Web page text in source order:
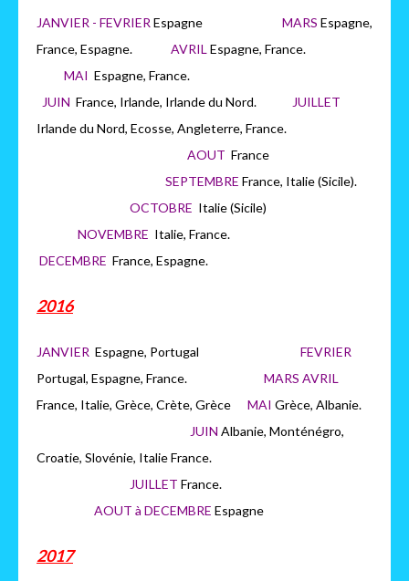
JANVIER - FEVRIER Espagne MARS Espagne,
France, Espagne. AVRIL Espagne, France.
MAI Espagne, France.
JUIN France, Irlande, Irlande du Nord.
JUILLET
Irlande du Nord, Ecosse, Angleterre, France.
AOUT France
SEPTEMBRE France, Italie (Sicile).
OCTOBRE Italie (Sicile)
NOVEMBRE Italie, France.
DECEMBRE France, Espagne.
2016
JANVIER Espagne, Portugal FEVRIER
Portugal, Espagne, France. MARS AVRIL
France, Italie, Grèce, Crète, Grèce MAI Grèce, Albanie.
JUIN Albanie, Monténégro,
Croatie, Slovénie, Italie France.
JUILLET France.
AOUT à DECEMBRE Espagne
2017